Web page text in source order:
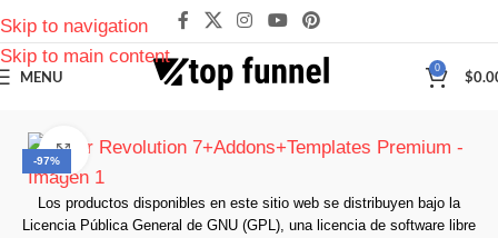
Skip to navigation
Skip to main content
MENU 0 $
-97%
Click to enlarge
Los productos disponibles en este sitio web se distribuyen bajo la
Licencia Pública General de GNU (GPL), una licencia de software libre